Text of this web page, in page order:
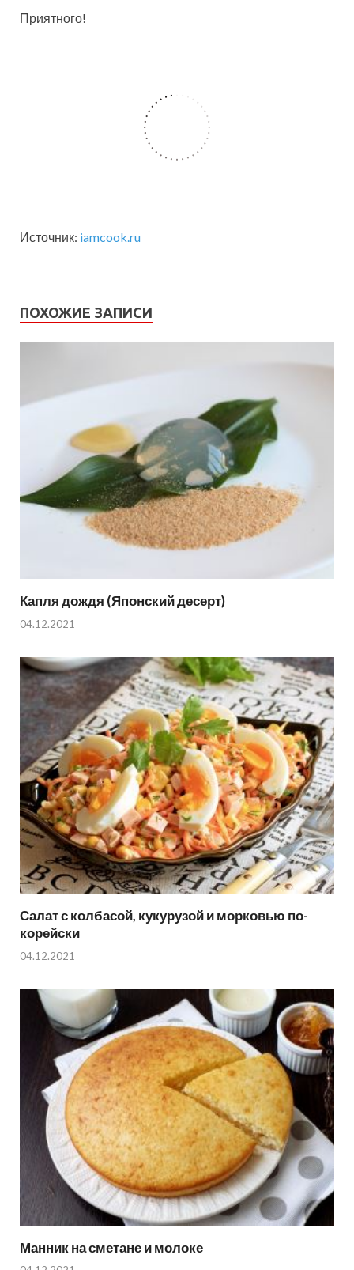
Приятного!
Источник: iamcook.ru
ПОХОЖИЕ ЗАПИСИ
Капля дождя (Японский десерт)
04.12.2021
Салат с колбасой, кукурузой и морковью по-
корейски
04.12.2021
Манник на сметане и молоке